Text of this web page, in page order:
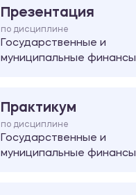
Презентация
по дисциплине
Государственные и
муниципальные финансы
Практикум
по дисциплине
Государственные и
муниципальные финансы